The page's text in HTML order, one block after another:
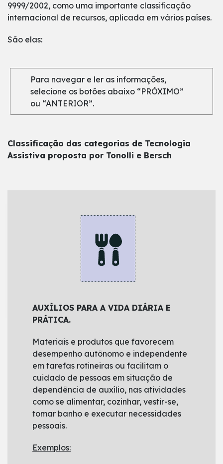
9999/2002, como uma importante classificação
internacional de recursos, aplicada em vários países.
São elas:
Para navegar e ler as informações,
selecione os botões abaixo “PRÓXIMO”
ou “ANTERIOR”.
Classificação das categorias de Tecnologia
Assistiva proposta por Tonolli e Bersch
COMUNICAÇÃO AUMENTATIVA E
ALTERNATIVA (C.A.A.).
Destinada a atender pessoas sem fala ou
escrita funcional ou em defasagem entre
sua necessidade comunicativa e sua
habilidade em falar e/ou escrever.
AUXÍLIOS PARA A VIDA DIÁRIA E
PRÁTICA.
Materiais e produtos que favorecem
desempenho autônomo e independente
em tarefas rotineiras ou facilitam o
cuidado de pessoas em situação de
dependência de auxílio, nas atividades
como se alimentar, cozinhar, vestir-se,
tomar banho e executar necessidades
pessoais.
Exemplos: